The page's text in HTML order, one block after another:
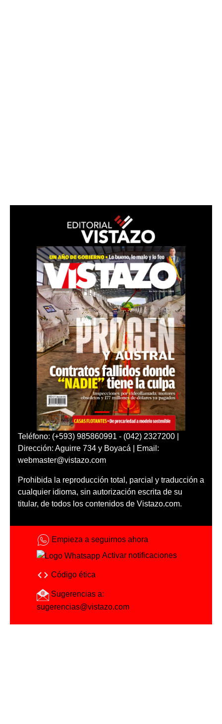
Teléfono: (+593) 985860991 - (042) 2327200 |
Dirección: Aguirre 734 y Boyacá | Email:
webmaster@vistazo.com
Prohibida la reproducción total, parcial y traducción a
cualquier idioma, sin autorización escrita de su
titular, de todos los contenidos de Vistazo.com.
Empieza a seguirnos ahora
Activar notificaciones
Código ética
Sugerencias a:
sugerencias@vistazo.com